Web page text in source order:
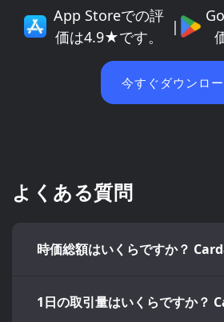
App Storeでの評
価は4.9★です。
|
今すぐダウンロ
よくある質問
時価総額はいくらですか？
1日の取引量はいくらですか？